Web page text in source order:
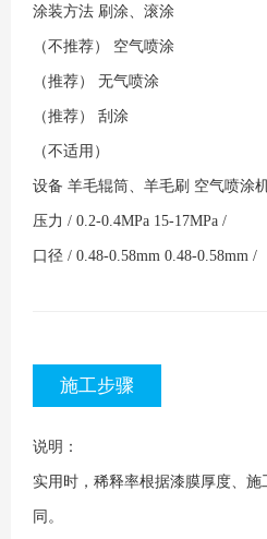
涂装方法 刷涂、滚涂
（不推荐） 空气喷涂
（推荐） 无气喷涂
（推荐） 刮涂
（不适用）
设备 羊毛辊筒、羊毛刷 空气喷涂
压力 / 0.2-0.4MPa 15-17MPa /
口径 / 0.48-0.58mm 0.48-0.58mm /
施工步骤
说明：
实用时，稀释率根据漆膜厚度、
同。